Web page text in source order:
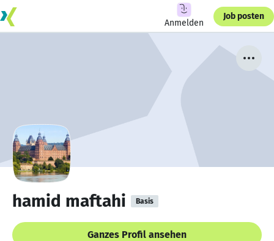
Anmelden
Job posten
hamid maftahi Basis
Ganzes Profil ansehen